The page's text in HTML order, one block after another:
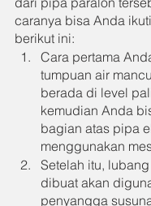
caranya bisa Anda
berikut ini:
Cara pertama
tumpuan air
berada di level
kemudian Anda
bagian atas pipa
menggunakan
Setelah itu,
dibuat akan
penyangga